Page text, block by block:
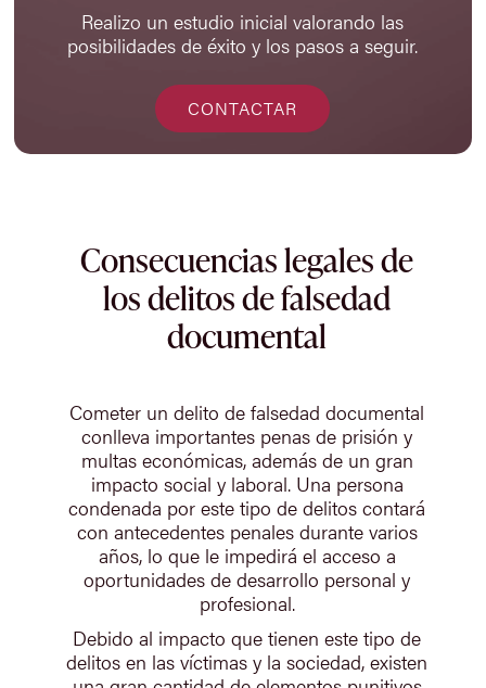
Realizo un estudio inicial valorando las
posibilidades de éxito y los pasos a seguir.
CONTACTAR
Consecuencias legales de
los delitos de falsedad
documental
Cometer un delito de falsedad documental
conlleva importantes penas de prisión y
multas económicas, además de un gran
impacto social y laboral. Una persona
condenada por este tipo de delitos contará
con antecedentes penales durante varios
años, lo que le impedirá el acceso a
oportunidades de desarrollo personal y
profesional.
Debido al impacto que tienen este tipo de
delitos en las víctimas y la sociedad, existen